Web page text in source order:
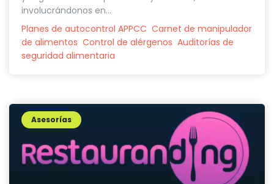
involucrándonos en...
Planes de autocontrol APPCC Carnet de manipulador
de alimentos Control de alérgenos Auditorías de
seguridad alimentaria
Asesorías